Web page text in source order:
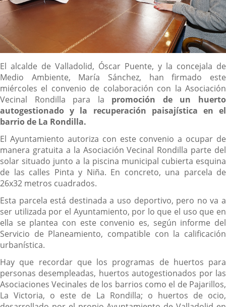
Descripción
El alcalde de Valladolid, Óscar Puente, y la concejala de
Medio Ambiente, María Sánchez, han firmado este
miércoles el convenio de colaboración con la Asociación
Vecinal Rondilla para la promoción de un huerto
autogestionado y la recuperación paisajística en el
barrio de La Rondilla.
El Ayuntamiento autoriza con este convenio a ocupar de
manera gratuita a la Asociación Vecinal Rondilla parte del
solar situado junto a la piscina municipal cubierta esquina
de las calles Pinta y Niña. En concreto, una parcela de
26x32 metros cuadrados.
Esta parcela está destinada a uso deportivo, pero no va a
ser utilizada por el Ayuntamiento, por lo que el uso que en
ella se plantea con este convenio es, según informe del
Servicio de Planeamiento, compatible con la calificación
urbanística.
Hay que recordar que los programas de huertos para
personas desempleadas, huertos autogestionados por las
Asociaciones Vecinales de los barrios como el de Pajarillos,
La Victoria, o este de La Rondilla; o huertos de ocio,